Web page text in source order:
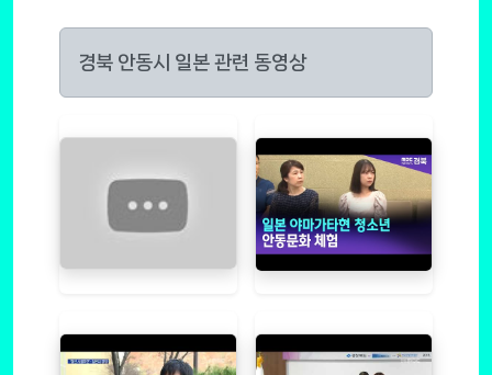
경북 안동시 일본 관련 동영상